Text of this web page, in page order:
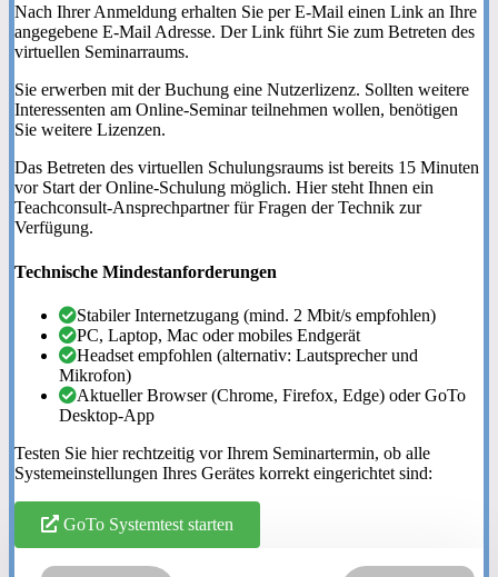
Nach Ihrer Anmeldung erhalten Sie per E-Mail einen Link an Ihre
angegebene E-Mail Adresse. Der Link führt Sie zum Betreten des
virtuellen Seminarraums.
Sie erwerben mit der Buchung eine Nutzerlizenz. Sollten weitere
Interessenten am Online-Seminar teilnehmen wollen, benötigen
Sie weitere Lizenzen.
Das Betreten des virtuellen Schulungsraums ist bereits 15 Minuten
vor Start der Online-Schulung möglich. Hier steht Ihnen ein
Teachconsult-Ansprechpartner für Fragen der Technik zur
Verfügung.
Technische Mindestanforderungen
Stabiler Internetzugang (mind. 2 Mbit/s empfohlen)
PC, Laptop, Mac oder mobiles Endgerät
Headset empfohlen (alternativ: Lautsprecher und
Mikrofon)
Aktueller Browser (Chrome, Firefox, Edge) oder GoTo
Desktop-App
Testen Sie hier rechtzeitig vor Ihrem Seminartermin, ob alle
Systemeinstellungen Ihres Gerätes korrekt eingerichtet sind:
GoTo Systemtest starten